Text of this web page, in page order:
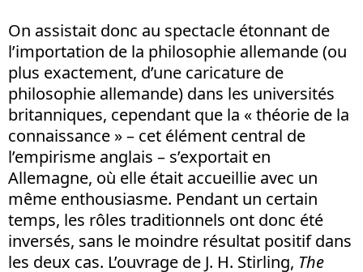
On assistait donc au spectacle étonnant de
l’importation de la philosophie allemande (ou
plus exactement, d’une caricature de
philosophie allemande) dans les universités
britanniques, cependant que la « théorie de la
connaissance » – cet élément central de
l’empirisme anglais – s’exportait en
Allemagne, où elle était accueillie avec un
même enthousiasme. Pendant un certain
temps, les rôles traditionnels ont donc été
inversés, sans le moindre résultat positif dans
les deux cas. L’ouvrage de J. H. Stirling, The